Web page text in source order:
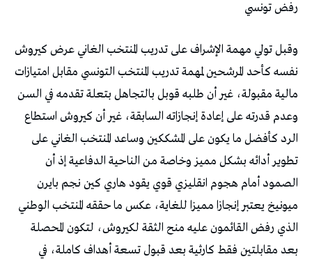
رفض تونسي
وقبل تولي مهمة الإشراف على تدريب المنتخب الغاني عرض كيروش
نفسه كأحد المرشحين لمهمة تدريب المنتخب التونسي مقابل امتيازات
مالية مقبولة، غير أن طلبه قوبل بالتجاهل بتعلة تقدمه في السن
وعدم قدرته على إعادة إنجازاته السابقة، غير أن كيروش استطاع
الرد كأفضل ما يكون على المشككين وساعد المنتخب الغاني على
تطوير أدائه بشكل مميز وخاصة من الناحية الدفاعية إذ أن
الصمود أمام هجوم انقليزي قوي يقود هاري كين نجم بايرن
ميونيخ يعتبر إنجازا مميزا للغاية، عكس ما حققه المنتخب الوطني
الذي رفض القائمون عليه منح الثقة لكيروش، لتكون المحصلة
بعد مقابلتين فقط كارثية بعد قبول تسعة أهداف كاملة، في